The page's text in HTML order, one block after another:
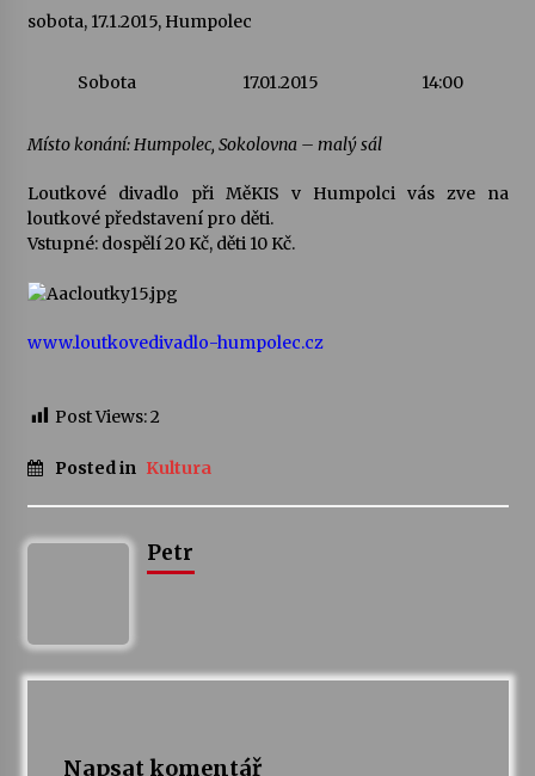
Pozvánka na integrační festival Quijotova
šedesátka: 28. 7.–1. 8. 2026
Letní koncerty ve Stromovce: Kolchoz a
Jenakaši
28. 7. 2026
Votavžatský ploty
Vysočinka
13. 7. 2026
sobota, 17.1.2015, Humpolec
Sobota 17.01.2015 14:00
Místo konání: Humpolec, Sokolovna – malý sál
Loutkové divadlo při MěKIS v Humpolci vás zve na
loutkové představení pro děti.
Vstupné: dospělí 20 Kč, děti 10 Kč.
www.loutkovedivadlo-humpolec.cz
Post Views:2
Posted in Kultura
Petr
Napsat komentář